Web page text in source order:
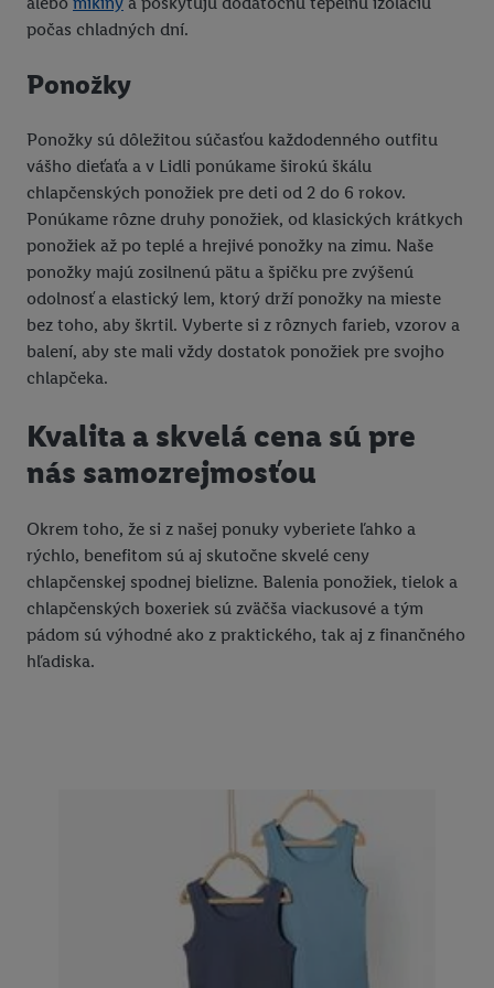
počas chladných dní.
Ponožky
Ponožky sú dôležitou súčasťou každodenného outfitu
vášho dieťaťa a v Lidli ponúkame širokú škálu
chlapčenských ponožiek pre deti od 2 do 6 rokov.
Ponúkame rôzne druhy ponožiek, od klasických krátkych
ponožiek až po teplé a hrejivé ponožky na zimu. Naše
ponožky majú zosilnenú pätu a špičku pre zvýšenú
odolnosť a elastický lem, ktorý drží ponožky na mieste
bez toho, aby škrtil. Vyberte si z rôznych farieb, vzorov a
balení, aby ste mali vždy dostatok ponožiek pre svojho
chlapčeka.
Kvalita a skvelá cena sú pre
nás samozrejmosťou
Okrem toho, že si z našej ponuky vyberiete ľahko a
rýchlo, benefitom sú aj skutočne skvelé ceny
chlapčenskej spodnej bielizne. Balenia ponožiek, tielok a
chlapčenských boxeriek sú zväčša viackusové a tým
pádom sú výhodné ako z praktického, tak aj z finančného
hľadiska.
Kliknutím na možnosť "Odmietnuť" môžete povoliť iba
používanie potrebných technológií. Kliknutím na "
Ďalšie informácie vrátane informácií o dobe uchovávania
do budúcnosti nájdete v našichzásadách ochrany osobných
údajov .Imprint nájdete tu.